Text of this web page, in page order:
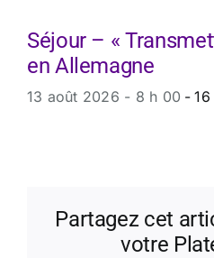
Séjour – «
en Allemagne
13 août 2026 - 8 h 00 -
Partagez cet
votre